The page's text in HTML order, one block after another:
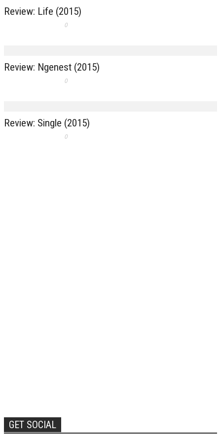
Review: Life (2015)
0
Review: Ngenest (2015)
0
Review: Single (2015)
0
GET SOCIAL